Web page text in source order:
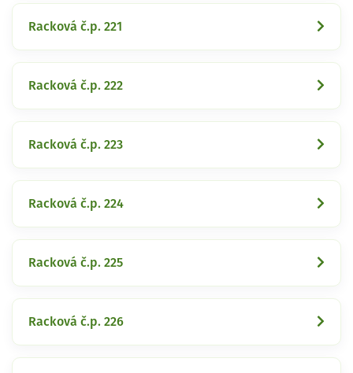
Racková č.p. 221
Racková č.p. 222
Racková č.p. 223
Racková č.p. 224
Racková č.p. 225
Racková č.p. 226